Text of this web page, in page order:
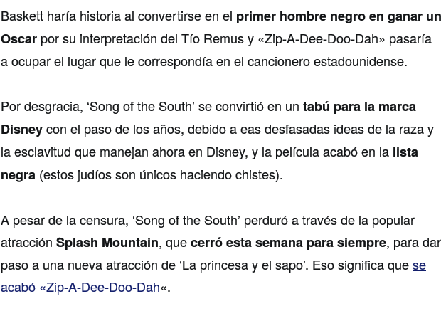
Baskett haría historia al convertirse en el primer hombre negro en ganar un
Oscar por su interpretación del Tío Remus y «Zip-A-Dee-Doo-Dah» pasaría
a ocupar el lugar que le correspondía en el cancionero estadounidense.
Por desgracia, ‘Song of the South’ se convirtió en un tabú para la marca
Disneycon el paso de los años, debido a eas desfasadas ideas de la raza y
la esclavitud que manejan ahora en Disney, y la película acabó en la lista
negra (estos judíos son únicos haciendo chistes).
A pesar de la censura, ‘Song of the South’ perduró a través de la popular
atracción Splash Mountain, quecerró esta semana para siempre, para dar
paso a una nueva atracción de ‘La princesa y el sapo’. Eso significa quese
acabó «Zip-A-Dee-Doo-Dah«.